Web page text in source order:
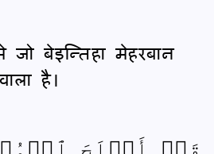
बेइन्तिहा मेहरबान
है।